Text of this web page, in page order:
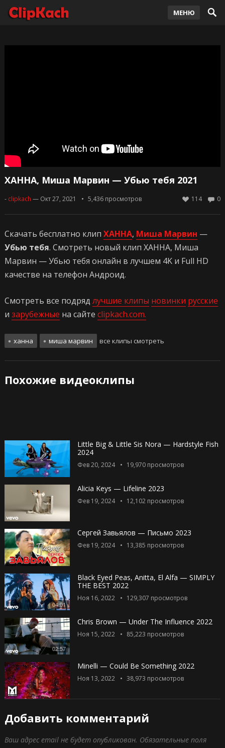
МЕНЮ
ХАННА, Миша Марвин — Убью тебя 2021
- clipkach — Окт 27, 2021 5,436просмотров 0
114
Скачать бесплатно клип ХАННА, Миша Марвин —
Убью тебя. Смотреть новый клип ХАННА, Миша
Марвин — Убью тебя онлайн в лучшем 4K и Full HD
качестве на телефон Андроид.
Смотреть все подряд лучшие клипы новинки русские
и зарубежные на сайте clipkach.com.
ханна миша марвин все клипы смотреть
Похожие видеоклипы
Little Big & Little Sis Nora — Hardstyle Fish
2024
Фев 20, 2024 19,970просмотров
Alicia Keys — Lifeline 2023
Фев 19, 2024 12,102просмотров
Сергей Завьялов — Письмо 2023
Фев 19, 2024 13,385 просмотров
04:01
Black Eyed Peas, Anitta, El Alfa — SIMPLY
THE BEST 2022
Ноя 16, 2022 129,307 просмотров
02:57
Chris Brown — Under The Influence 2022
Ноя 15, 2022 85,223 просмотров
Minelli — Could Be Something 2022
Ноя 13, 2022 38,973 просмотров
Добавить комментарий
Ваш адрес email не будет опубликован. Обязательные поля